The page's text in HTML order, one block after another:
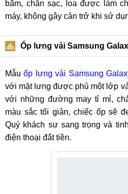
bấm, chân sạc, loa được làm
máy, không gây cản trở khi sử
Ốp lưng vải Samsung
Mẫuốp lưng vải Samsung
với mặt lưng được phủ một lớp
với những đường may tỉ mỉ,
màu sắc tối giản, chiếc ốp sẽ
Quý khách sự sang trọng và
điện thoại đắt tiền.